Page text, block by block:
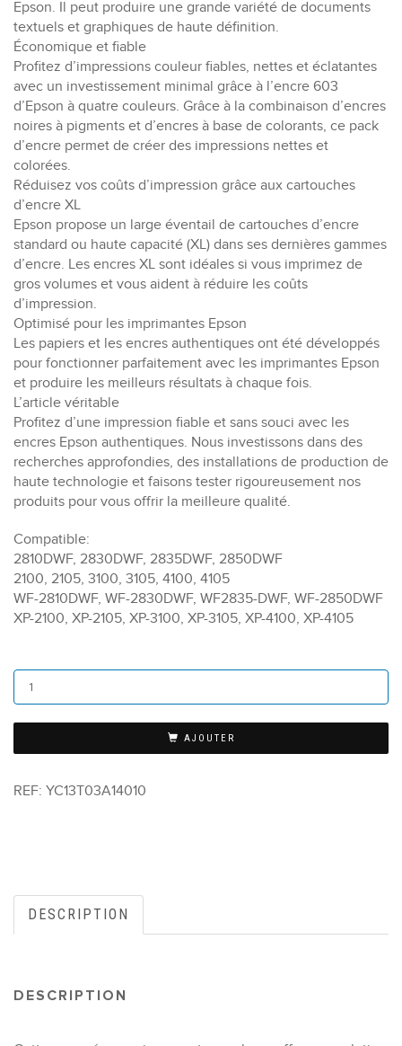
Epson. Il peut produire une grande variété de documents
textuels et graphiques de haute définition.
Économique et fiable
Profitez d’impressions couleur fiables, nettes et éclatantes
avec un investissement minimal grâce à l’encre 603
d’Epson à quatre couleurs. Grâce à la combinaison d’encres
noires à pigments et d’encres à base de colorants, ce pack
d’encre permet de créer des impressions nettes et
colorées.
Réduisez vos coûts d’impression grâce aux cartouches
d’encre XL
Epson propose un large éventail de cartouches d’encre
standard ou haute capacité (XL) dans ses dernières gammes
d’encre. Les encres XL sont idéales si vous imprimez de
gros volumes et vous aident à réduire les coûts
d’impression.
Optimisé pour les imprimantes Epson
Les papiers et les encres authentiques ont été développés
pour fonctionner parfaitement avec les imprimantes Epson
et produire les meilleurs résultats à chaque fois.
L’article véritable
Profitez d’une impression fiable et sans souci avec les
encres Epson authentiques. Nous investissons dans des
recherches approfondies, des installations de production de
haute technologie et faisons tester rigoureusement nos
produits pour vous offrir la meilleure qualité.
Compatible:
2810DWF, 2830DWF, 2835DWF, 2850DWF
2100, 2105, 3100, 3105, 4100, 4105
WF-2810DWF, WF-2830DWF, WF2835-DWF, WF-2850DWF
XP-2100, XP-2105, XP-3100, XP-3105, XP-4100, XP-4105
AJOUTER
REF: YC13T03A14010
DESCRIPTION
DESCRIPTION